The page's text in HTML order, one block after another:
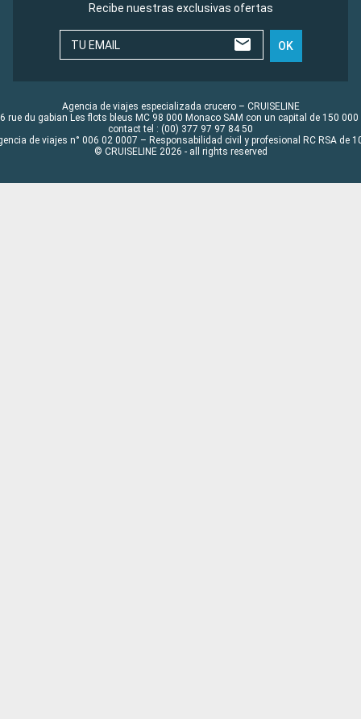
Recibe nuestras exclusivas ofertas
TU EMAIL OK
Agencia de viajes especializada crucero – CRUISELINE
rue du gabian Les flots bleus MC 98 000 Monaco SAM con un capital de 150 000
contact tel : (00) 377 97 97 84 50
de viajes n° 006 02 0007 – Responsabilidad civil y profesional RC RSA de
© CRUISELINE 2026 - all rights reserved